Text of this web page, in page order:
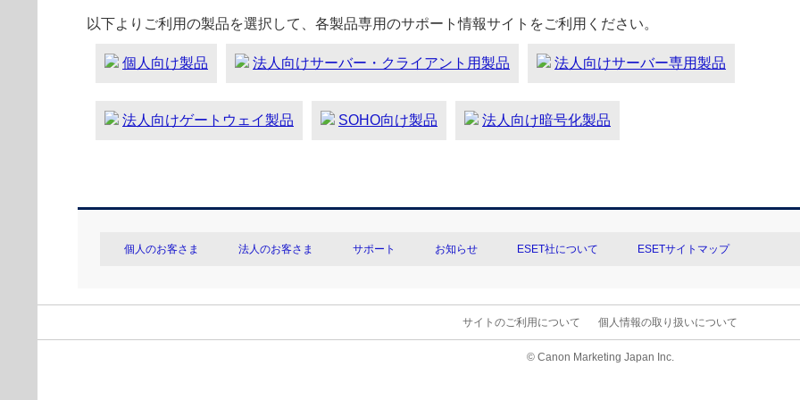
以下よりご利用の製品を選択して、各製品専用のサポート情報サイトをご利用ください。
個人向け製品 法人向けサーバー・クライアント用製品 法人向けサーバー専用製品
法人向けゲートウェイ製品 SOHO向け製品 法人向け暗号化製品
個人のお客さま 法人のお客さま サポート お知らせ ESET社について ESETサイトマップ
サイトのご利用について 個人情報の取り扱いについて
© Canon Marketing Japan Inc.